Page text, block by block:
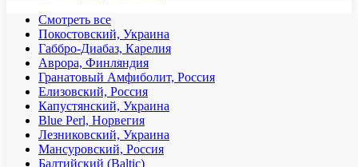
Смотреть все
Покостовский, Украина
Габбро-Диабаз, Карелия
Аврора, Финляндия
Гранатовый Амфиболит, Россия
Елизовский, Россия
Капустянский, Украина
Blue Perl, Норвегия
Лезниковский, Украина
Мансуровский, Россия
Балтийский (Baltic)